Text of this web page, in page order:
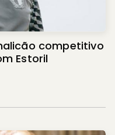
competitivo
Estoril